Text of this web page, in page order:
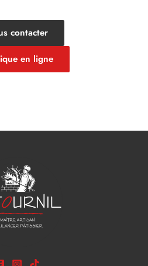
contacter
en ligne